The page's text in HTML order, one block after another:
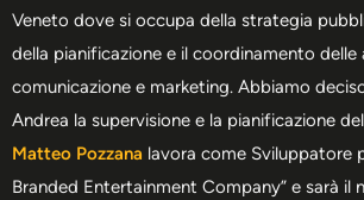
Veneto dove si occupa della strategia
della pianificazione e il coordinamento
comunicazione e marketing. Abbiamo
Andrea la supervisione e la pianificazione
Matteo Pozzana lavora come Sviluppatore
Branded Entertainment Company” e sarà il